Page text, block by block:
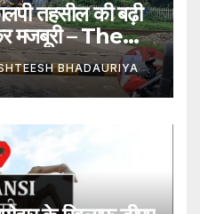
तहसील की बढ़ी
मजबूरी – The
Tehsil Has
A 15 Km
BHADAURIYA